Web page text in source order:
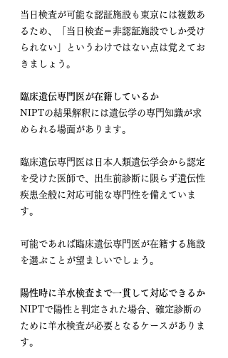
当日検査が可能な認証施設も東京には複数あ
るため、「当日検査＝非認証施設でしか受け
られない」というわけではない点は覚えてお
きましょう。
臨床遺伝専門医が在籍しているか
NIPTの結果解釈には遺伝学の専門知識が求
められる場面があります。
臨床遺伝専門医は日本人類遺伝学会から認定
を受けた医師で、出生前診断に限らず遺伝性
疾患全般に対応可能な専門性を備えていま
す。
可能であれば臨床遺伝専門医が在籍する施設
を選ぶことが望ましいでしょう。
陽性時に羊水検査まで一貫して対応できるか
NIPTで陽性と判定された場合、確定診断の
ために羊水検査が必要となるケースがありま
す。